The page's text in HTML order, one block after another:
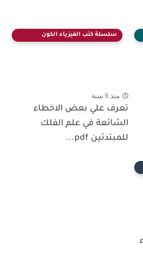
سلسلة كتب الفيزياء الكون
منذ 6 سنة
تعرف علي بعض الاخطاء
الشائعة في علم الفلك
للمبتدئين pdf...